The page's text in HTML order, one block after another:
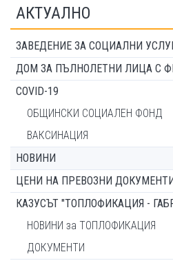
АКТУАЛНО
ЗАВЕДЕНИЕ ЗА СОЦИАЛНИ
ДОМ ЗА ПЪЛНОЛЕТНИ ЛИЦА С
COVID-19
ОБЩИНСКИ СОЦИАЛЕН ФОНД
ВАКСИНАЦИЯ
НОВИНИ
ЦЕНИ НА ПРЕВОЗНИ
КАЗУСЪТ "ТОПЛОФИКАЦИЯ -
НОВИНИ за ТОПЛОФИКАЦИЯ
ДОКУМЕНТИ